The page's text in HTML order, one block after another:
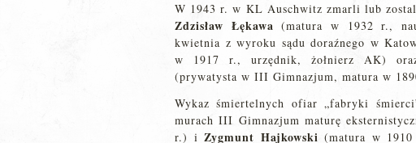
W 1943 r. w KL Auschwitz zmarli lub
Zdzisław Łękawa (matura w 1932 r.,
kwietnia z wyroku sądu doraźnego w
w 1917 r., urzędnik, żołnierz AK)
(prywatysta w III Gimnazjum, matura w
Wykaz śmiertelnych ofiar „fabryki
murach III Gimnazjum maturę
r.) iZygmunt Hajkowski (matura w